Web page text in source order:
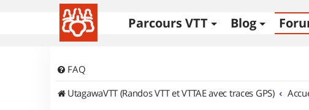
Parcours VTT Blog
FAQ
UtagawaVTT (Randos VTT et VTTAE avec traces GPS)